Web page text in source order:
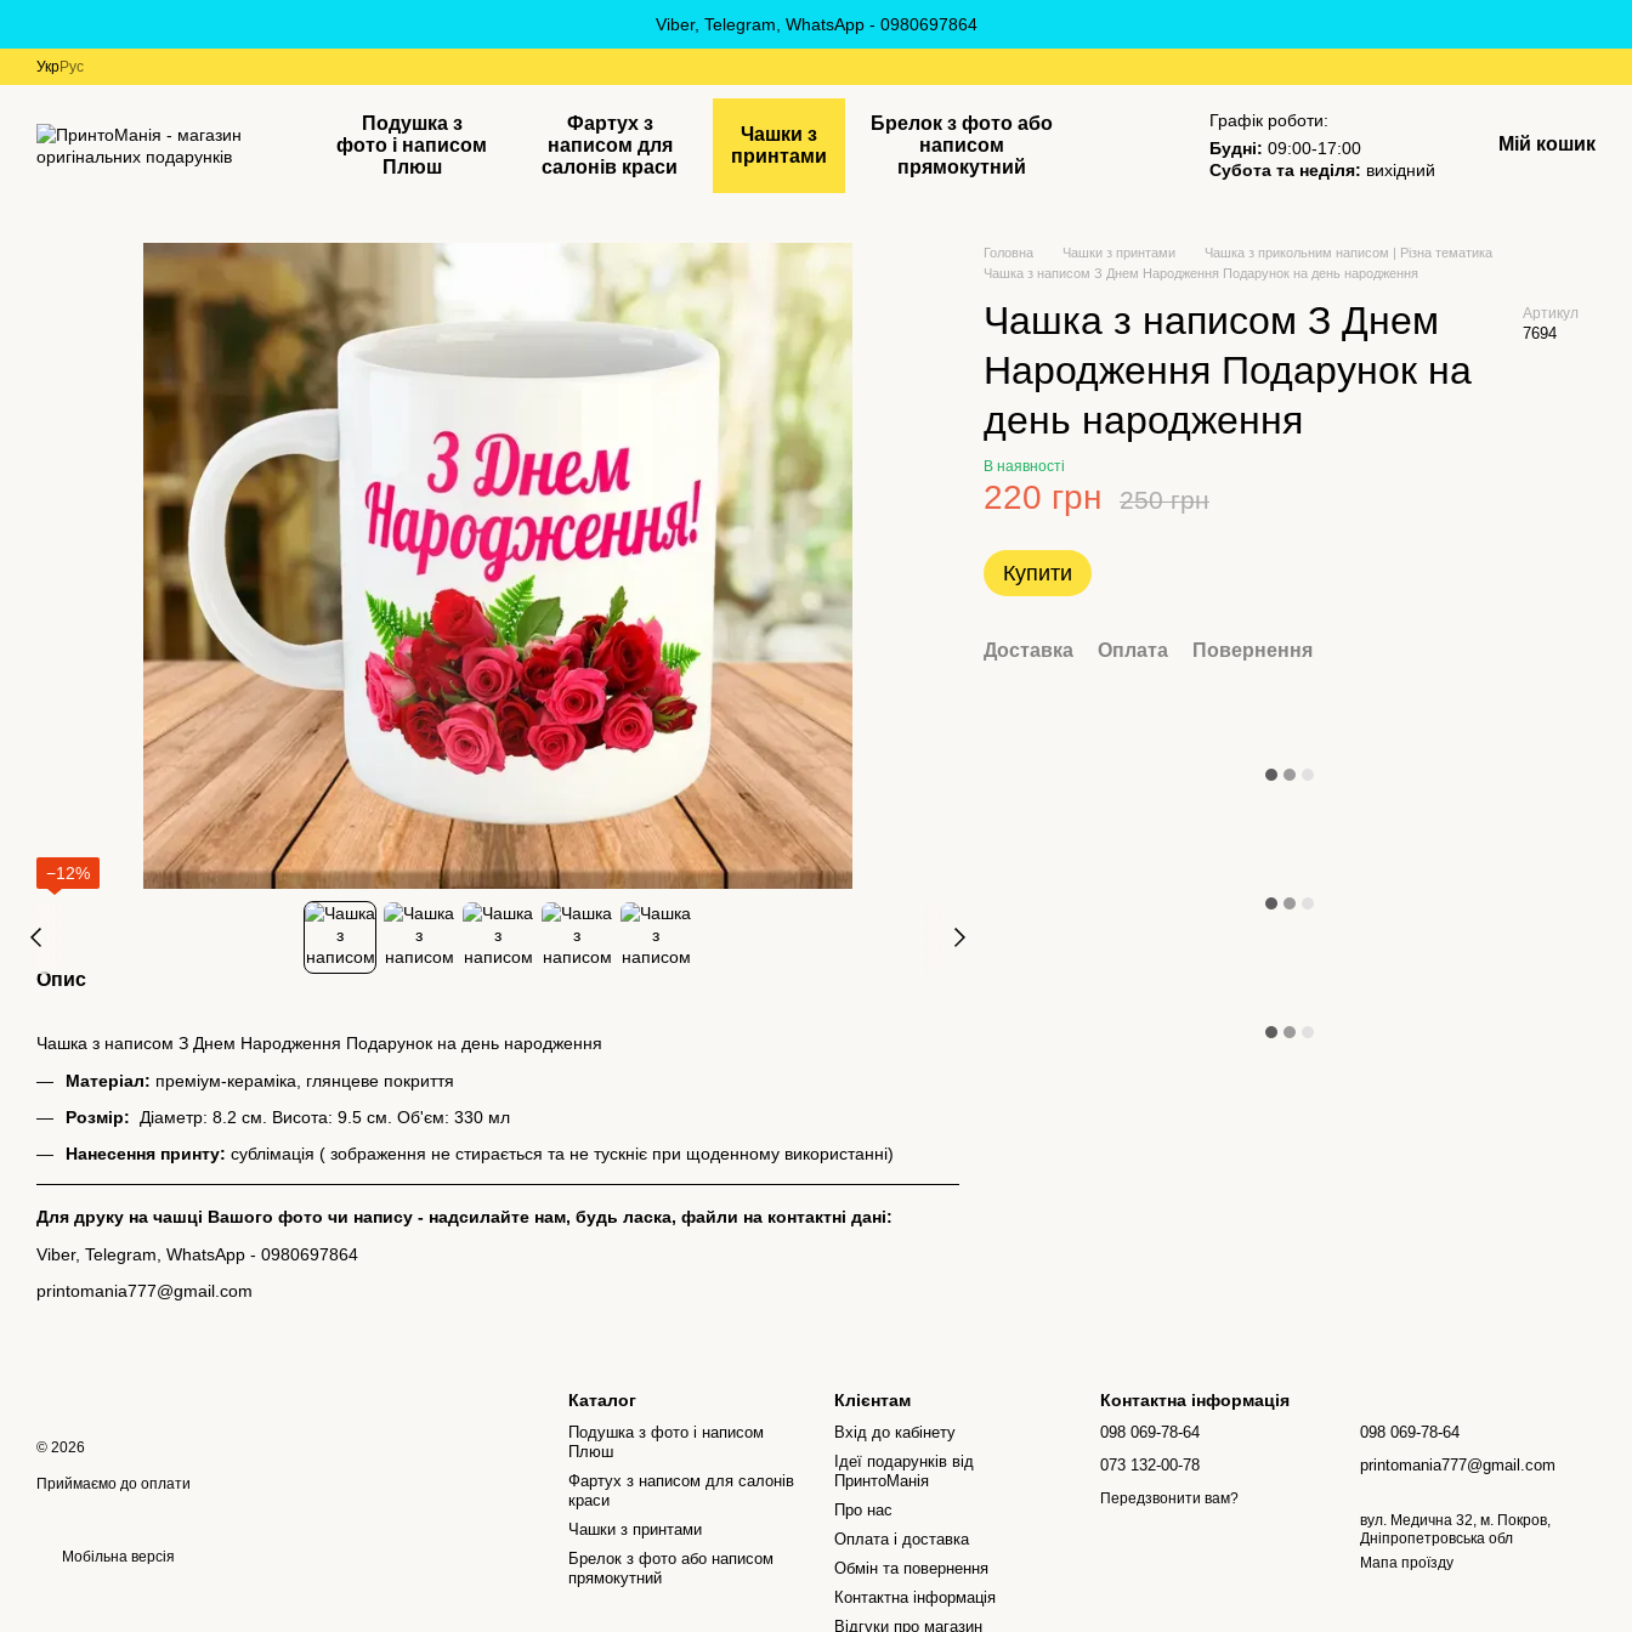
Viber, Telegram, WhatsApp - 0980697864
УкрРус
Подушка з
фото і написом
Плюш
Фартух з
написом для
салонів краси
Чашки з
принтами
Брелок з фото або
написом
прямокутний
Графік роботи:
Будні: 09:00-17:00
Субота та неділя: вихідний
Мій кошик
−12%
Опис
Чашка з написом З Днем Народження Подарунок на день народження
Матеріал: преміум-кераміка, глянцеве покриття
Розмір:
Діаметр: 8.2 см. Висота: 9.5 см. Об'єм: 330 мл
Нанесення принту: сублімація ( зображення не стирається та не тускніє при щоденному використанні)
Для друку на чашці Вашого фото чи напису - надсилайте нам, будь ласка, файли на контактні дані:
Viber, Telegram, WhatsApp - 0980697864
printomania777@gmail.com
Головна Чашки з принтами
Чашка з прикольним написом | Різна тематика
Чашка з написом З Днем Народження Подарунок на день народження
Чашка з написом З Днем
Народження Подарунок на
день народження
Артикул
7694
В наявності
220 грн 250 грн
Купити
Доставка Оплата Повернення
© 2026
Приймаємо до оплати
Мобільна версія
Каталог
Подушка з фото і написом
Плюш
Фартух з написом для салонів
краси
Чашки з принтами
Брелок з фото або написом
прямокутний
Клієнтам
Вхід до кабінету
Ідеї подарунків від
ПринтоМанія
Про нас
Оплата і доставка
Обмін та повернення
Контактна інформація
Відгуки про магазин
Контактна інформація
098 069-78-64
073 132-00-78
Передзвонити вам?
098 069-78-64
printomania777@gmail.com
вул. Медична 32, м. Покров,
Дніпропетровська обл
Мапа проїзду